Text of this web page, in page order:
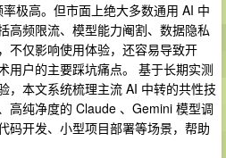
极高。但市面上绝大多数通用 AI 中
高频限流、模型能力阉割、数据隐私
不仅影响使用体验，还容易导致开
用户的主要踩坑痛点。 基于长期实测
，本文系统梳理主流 AI 中转的共性技
高纯净度的 Claude 、Gemini 模型调
码开发、小型项目部署等场景，帮助